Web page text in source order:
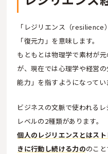
「レジリエンス（resilience
「復元力」を意味します。
もともとは物理学で素材が
が、現在では心理学や経営
能力」を指すようになってい
ビジネスの文脈で使われる
レベルの2種類があります。
個人のレジリエンスとはス
きに行動し続ける力ののこ